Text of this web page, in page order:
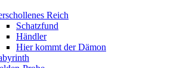
Reich
Schatzfund
Händler
Hier kommt der Dämon